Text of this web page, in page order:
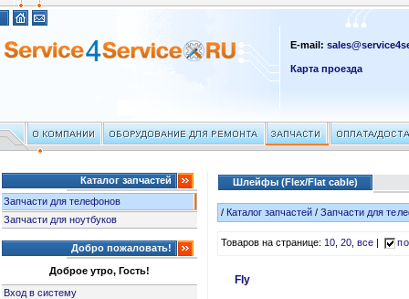
E-mail:
Карта проезда
Каталог запчастей
Запчасти для телефонов
Запчасти для ноутбуков
Добро пожаловать!
Доброе утро, Гость!
Вход в систему
Шлейфы (Flex/Flat cable)
/ Каталог запчастей /Запчасти для
Товаров на странице:10,20,все
Fly